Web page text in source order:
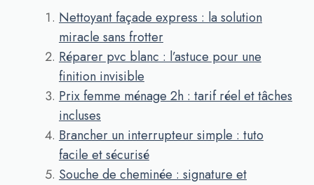
Nettoyant façade express : la solution
miracle sans frotter
Réparer pvc blanc : l’astuce pour une
finition invisible
Prix femme ménage 2h : tarif réel et tâches
incluses
Brancher un interrupteur simple : tuto
facile et sécurisé
Souche de cheminée : signature et